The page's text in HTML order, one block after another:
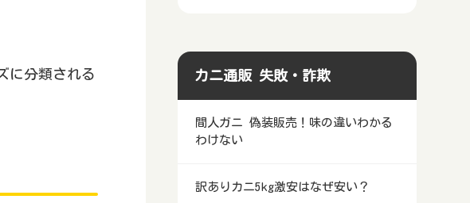
に分類される
カニ通販 失敗・詐欺
間人ガニ 偽装販売！味の違いわかる
わけない
訳ありカニ5kg激安はなぜ安い？